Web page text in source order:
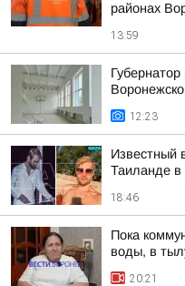
районах
13:59
12:23
Известный
Таиланде
18:46
Пока
воды, в
20:21